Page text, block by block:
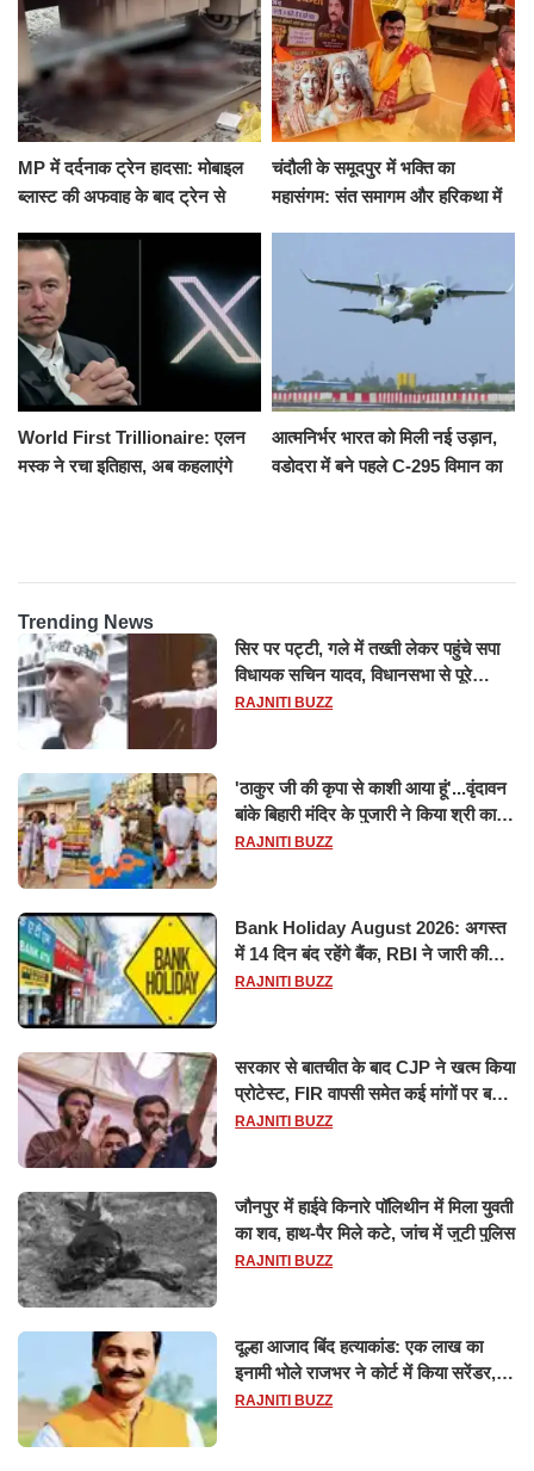
MP में दर्दनाक ट्रेन हादसा: मोबाइल
ब्लास्ट की अफवाह के बाद ट्रेन से
रौंदा, 4 की मौत
चंदौली के समूदपुर में भक्ति का
महासंगम: संत समागम और हरिकथा में
World First Trillionaire: एलन
मस्क ने रचा इतिहास, अब कहलाएंगे
आत्मनिर्भर भारत को मिली नई उड़ान,
वडोदरा में बने पहले C-295 विमान का
Trending News
सिर पर पट्टी, गले में तख्ती लेकर पहुंचे सपा
विधायक सचिन यादव, विधानसभा से पूरे
मानसून सत्र के लिए किया गया निलंबित
RAJNITI BUZZ
'ठाकुर जी की कृपा से काशी आया हूं'...वृंदावन
बांके बिहारी मंदिर के पुजारी ने किया श्री काशी
विश्वनाथ का जलाभिषेक
RAJNITI BUZZ
Bank Holiday August 2026: अगस्त
में 14 दिन बंद रहेंगे बैंक, RBI ने जारी की
छुट्टियों की लिस्ट​​​​​​​
RAJNITI BUZZ
सरकार से बातचीत के बाद CJP ने खत्म किया
प्रोटेस्ट, FIR वापसी समेत कई मांगों पर बनी
सहमति
RAJNITI BUZZ
जौनपुर में हाईवे किनारे पॉलिथीन में मिला युवती
का शव, हाथ-पैर मिले कटे, जांच में जुटी पुलिस
RAJNITI BUZZ
दूल्हा आजाद बिंद हत्याकांड: एक लाख का
इनामी भोले राजभर ने कोर्ट में किया सरेंडर,
14 दिन के लिए भेजा गया जेल
RAJNITI BUZZ